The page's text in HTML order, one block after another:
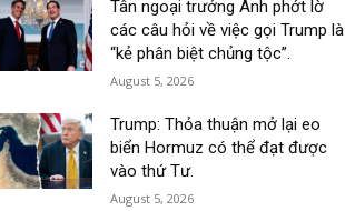
Tân ngoại trưởng Anh phớt lờ
các câu hỏi về việc gọi Trump là
“kẻ phân biệt chủng tộc”.
August 5, 2026
Trump: Thỏa thuận mở lại eo
biển Hormuz có thể đạt được
vào thứ Tư.
August 5, 2026